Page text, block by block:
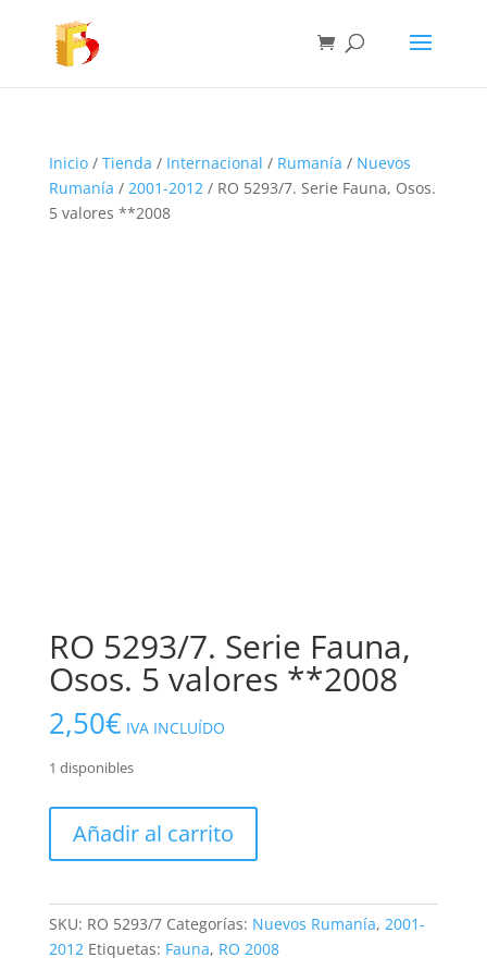
Inicio/ Tienda / Internacional / Rumanía / Nuevos
Rumanía / 2001-2012/ RO 5293/7. Serie Fauna, Osos.
5 valores **2008
RO 5293/7. Serie Fauna,
Osos. 5 valores **2008
2,50€ IVA INCLUÍDO
1 disponibles
5293/7.
Osos.
5
Añadir al carrito
SKU: RO 5293/7 Categorías: Nuevos Rumanía, 2001-
2012 Etiquetas: Fauna, RO 2008